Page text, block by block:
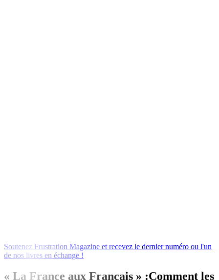
Soutenez Frustration Magazine et recevez le dernier numéro ou l'un
de nos livres en échange !
« La France aux Français » :Comment les